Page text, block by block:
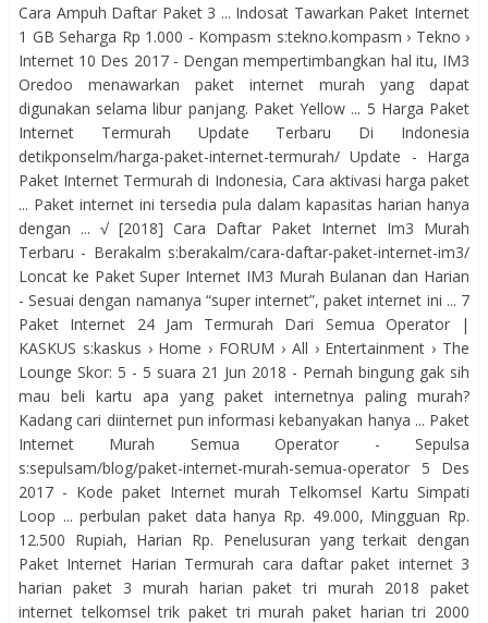
‎Cara Ampuh Daftar Paket 3 ... Indosat Tawarkan Paket Internet
1 GB Seharga Rp 1.000 - Kompasm s:tekno.kompasm › Tekno ›
Internet 10 Des 2017 - Dengan mempertimbangkan hal itu, IM3
Oredoo menawarkan paket internet murah yang dapat
digunakan selama libur panjang. Paket Yellow ... 5 Harga Paket
Internet Termurah Update Terbaru Di Indonesia
detikponselm/harga-paket-internet-termurah/ Update - Harga
Paket Internet Termurah di Indonesia, Cara aktivasi harga paket
... Paket internet ini tersedia pula dalam kapasitas harian hanya
dengan ... √ [2018] Cara Daftar Paket Internet Im3 Murah
Terbaru - Berakalm s:berakalm/cara-daftar-paket-internet-im3/
Loncat ke Paket Super Internet IM3 Murah Bulanan dan Harian
- Sesuai dengan namanya “super internet”, paket internet ini ... 7
Paket Internet 24 Jam Termurah Dari Semua Operator |
KASKUS s:kaskus › Home › FORUM › All › Entertainment › The
Lounge Skor: 5 - ‎5 suara 21 Jun 2018 - Pernah bingung gak sih
mau beli kartu apa yang paket internetnya paling murah?
Kadang cari diinternet pun informasi kebanyakan hanya ... Paket
Internet Murah Semua Operator - Sepulsa
s:sepulsam/blog/paket-internet-murah-semua-operator 5 Des
2017 - Kode paket Internet murah Telkomsel Kartu Simpati
Loop ... perbulan paket data hanya Rp. 49.000, Mingguan Rp.
12.500 Rupiah, Harian Rp. Penelusuran yang terkait dengan
Paket Internet Harian Termurah cara daftar paket internet 3
harian paket 3 murah harian paket tri murah 2018 paket
internet telkomsel trik paket tri murah paket harian tri 2000